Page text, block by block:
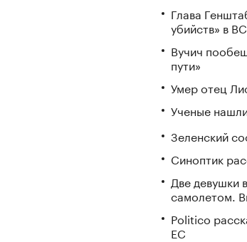
Глава
убийств» в
Вучич
пути»
Умер отец
Ученые
Зеленский
Синоптик
Две девушки
самолетом.
Politico
ЕС